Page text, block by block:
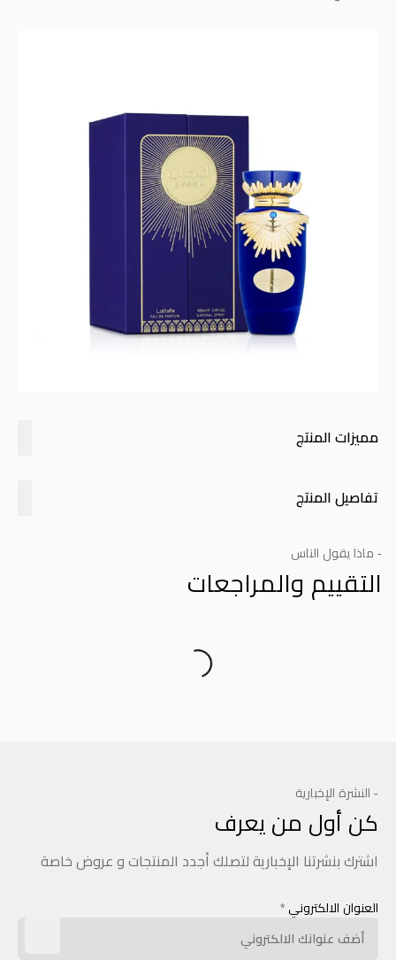
مميزات المنتج
تفاصيل المنتج
- ماذا يقول الناس
التقييم والمراجعات
- النشرة الإخبارية
كن أول من يعرف
اشترك بنشرتنا الإخبارية لتصلك أجدد المنتجات و عروض خاصة
العنوان الالكتروني *